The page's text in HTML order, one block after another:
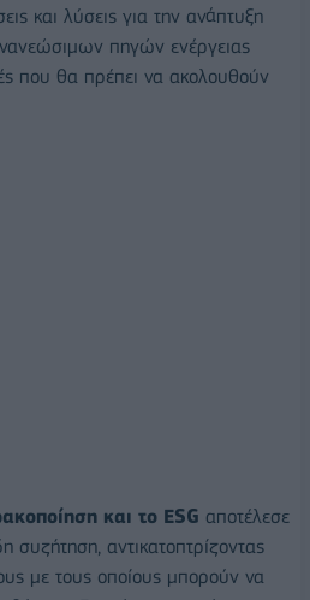
και λύσεις για την ανάπτυξη
πηγών ενέργειας
που θα πρέπει να ακολουθούν
και το ESG αποτέλεσε
συζήτηση, αντικατοπτρίζοντας
με τους οποίους μπορούν να